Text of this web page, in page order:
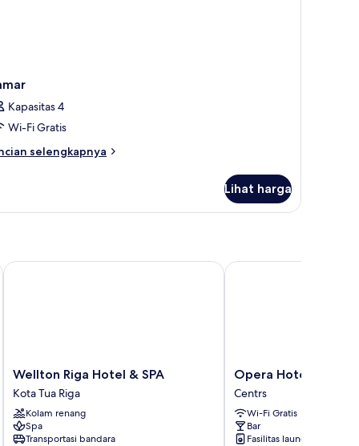
Kapasitas 4
Wi-Fi Gratis
selengkapnya
Lihat harga
Wellton
Riga
Hotel
&
SPA
Wellton Riga Hotel & SPA
Kota Tua Riga
Kolam renang
Spa
Transportasi bandara
Wellton Riga Hotel & SPA
Opera
Hotel
Centrs
Opera Hotel
Centrs
Wi-Fi Gratis
Bar
Fasilitas laundry
Opera Hotel